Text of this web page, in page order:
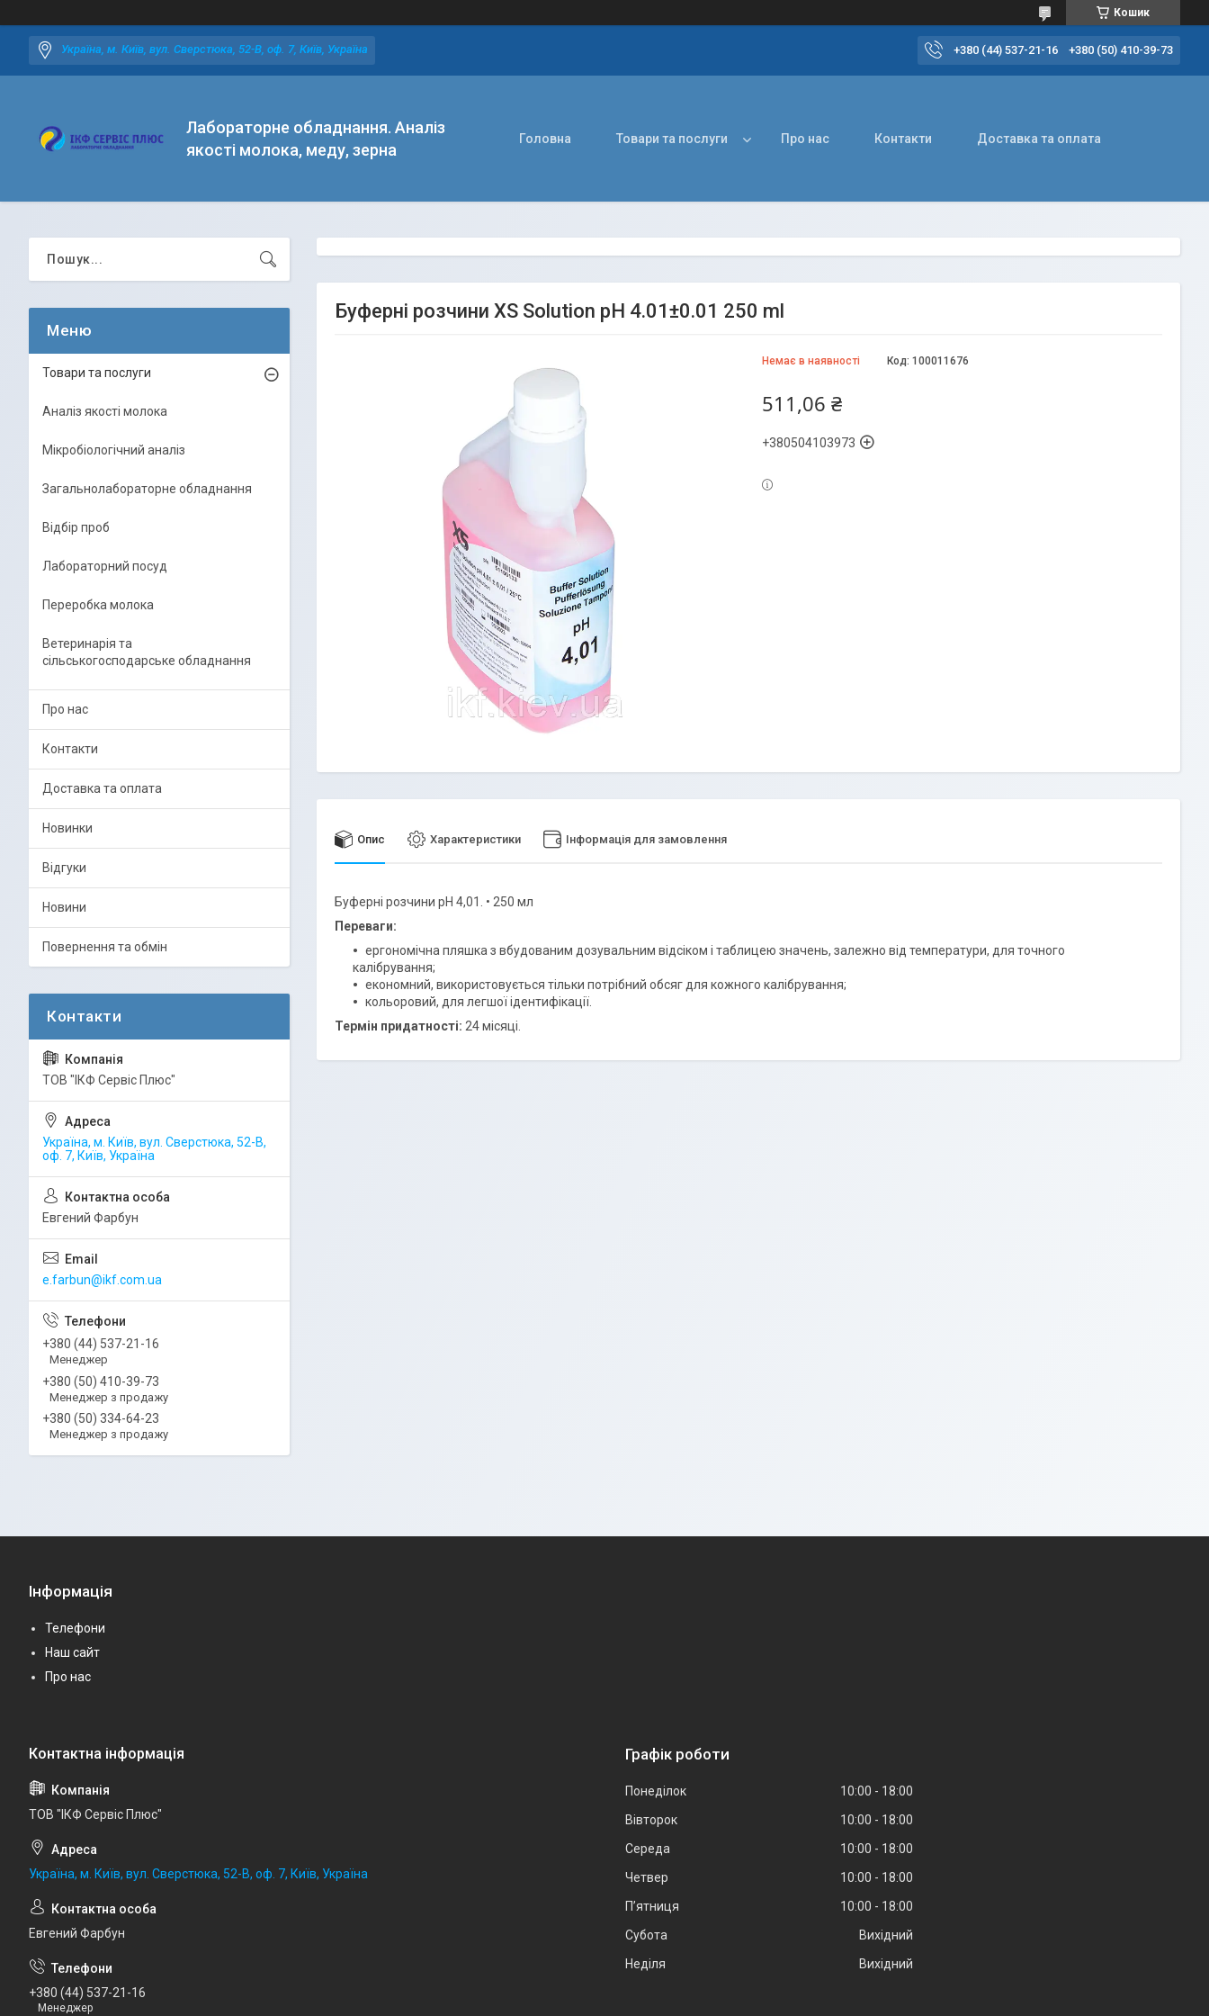
Кошик
Україна, м. Київ, вул. Сверстюка, 52-В, оф. 7, Київ, Україна +380 (44) 537-21-16 +380 (50) 410-39-73
Лабораторне обладнання. Аналіз
якості молока, меду, зерна
Головна Товари та послуги Про нас Контакти Доставка та оплата
Буферні розчини XS Solution pH 4.01±0.01 250 ml
Немає в наявності Код: 100011676
511,06 ₴
+380504103973
Опис Характеристики Інформація для замовлення
Буферні розчини pH 4,01. • 250 мл
Переваги:
ергономічна пляшка з вбудованим дозувальним відсіком і таблицею значень, залежно від температури, для точного
калібрування;
економний, використовується тільки потрібний обсяг для кожного калібрування;
кольоровий, для легшої ідентифікації.
Термін придатності: 24 місяці.
Товари та послуги
Аналіз якості молока
Мікробіологічний аналіз
Загальнолабораторне обладнання
Відбір проб
Лабораторний посуд
Переробка молока
Ветеринарія та
сільськогосподарське обладнання
Про нас
Контакти
Доставка та оплата
Новинки
Відгуки
Новини
Повернення та обмін
ТОВ "ІКФ Сервіс Плюс"
Україна, м. Київ, вул. Сверстюка, 52-В,
оф. 7, Київ, Україна
Евгений Фарбун
e.farbun@ikf.com.ua
+380 (44) 537-21-16
Менеджер
+380 (50) 410-39-73
Менеджер з продажу
+380 (50) 334-64-23
Менеджер з продажу
Інформація
Телефони
Наш сайт
Про нас
ТОВ "ІКФ Сервіс Плюс"
Україна, м. Київ, вул. Сверстюка, 52-В, оф. 7, Київ, Україна
Евгений Фарбун
+380 (44) 537-21-16
Менеджер
Графік роботи
Понеділок 10:00
18:00
Вівторок
10:00
18:00
Середа
10:00
18:00
Четвер
10:00
18:00
Пʼятниця
10:00
18:00
Субота
Вихідний
Неділя
Вихідний